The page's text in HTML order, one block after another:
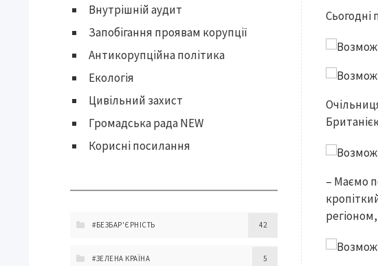
Сьогодні
– Маємо
Внутрішній аудит
Запобігання проявам корупції
Антикорупційна політика
Екологія
Цивільний захист
Громадська рада NEW
Корисні посилання
#БЕЗБАР'ЄРНІСТЬ 42
#ЗЕЛЕНА КРАЇНА 5